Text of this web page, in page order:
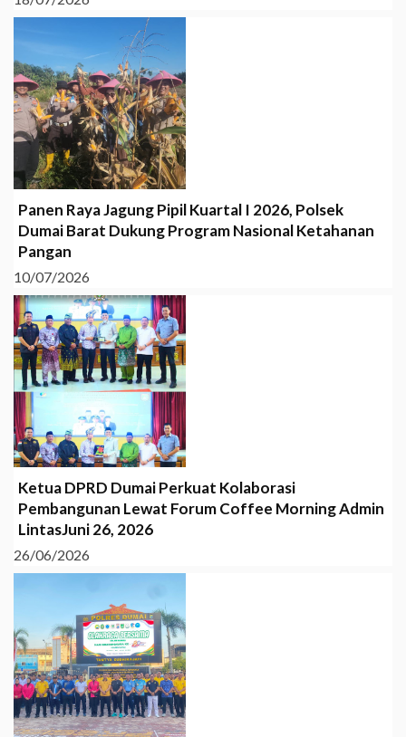
Panen Raya Jagung Pipil Kuartal I 2026, Polsek
Dumai Barat Dukung Program Nasional Ketahanan
Pangan
10/07/2026
Ketua DPRD Dumai Perkuat Kolaborasi
Pembangunan Lewat Forum Coffee Morning Admin
LintasJuni 26, 2026
26/06/2026